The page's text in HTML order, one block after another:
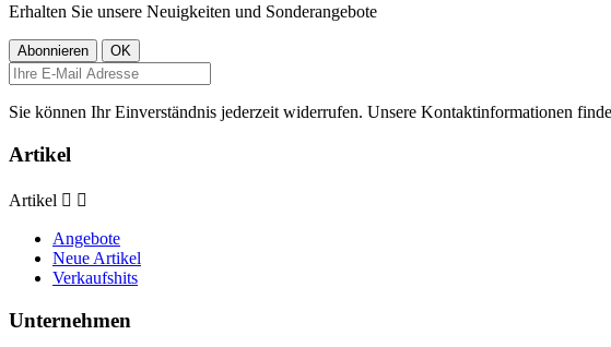
Erhalten Sie unsere Neuigkeiten und Sonderangebote
Sie können Ihr Einverständnis jederzeit widerrufen. Unsere Kontaktinformationen
Artikel
Artikel  
Angebote
Neue Artikel
Verkaufshits
Unternehmen